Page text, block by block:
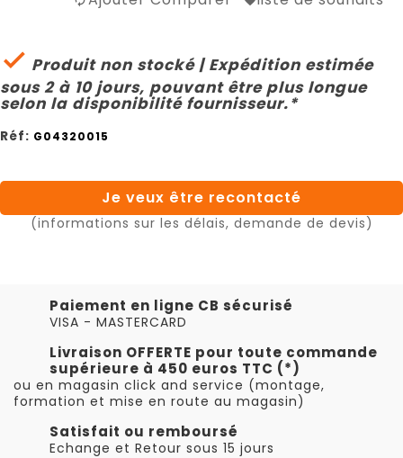
 Produit non stocké | Expédition estimée
sous 2 à 10 jours, pouvant être plus longue
selon la disponibilité fournisseur.*
Réf: G04320015
Je veux être recontacté
(informations sur les délais, demande de devis)
Paiement en ligne CB sécurisé
VISA - MASTERCARD
Livraison OFFERTE pour toute commande
supérieure à 450 euros TTC (*)
ou en magasin click and service (montage,
formation et mise en route au magasin)
Satisfait ou remboursé
Echange et Retour sous 15 jours